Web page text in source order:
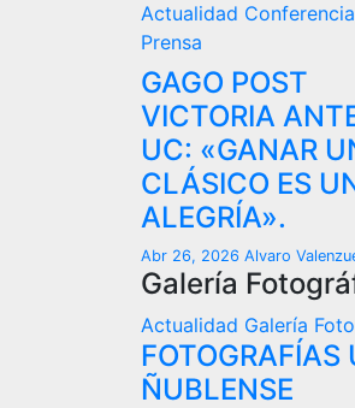
Actualidad
Prensa
GAGO POST
VICTORIA
UC: «GANAR
CLÁSICO ES
ALEGRÍA».
Abr 26, 2026 Alvaro
Galería
Actualidad Galería
FOTOGRAFÍAS
ÑUBLENSE